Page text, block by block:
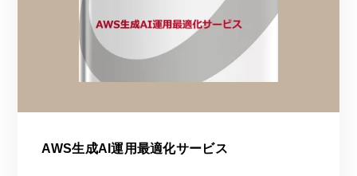
AWS生成AI運用最適化サービス